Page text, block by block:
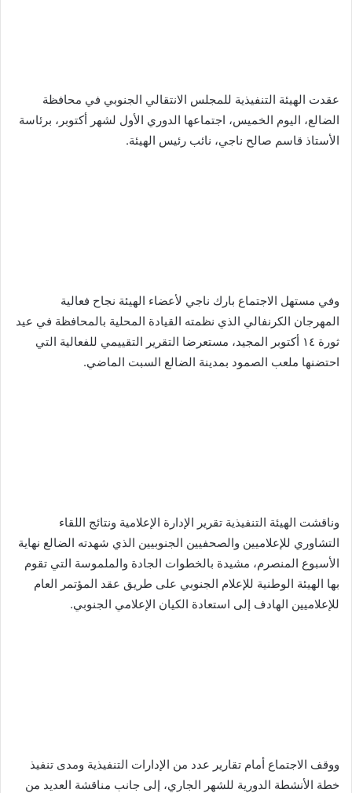
عقدت الهيئة التنفيذية للمجلس الانتقالي الجنوبي في محافظة
الضالع، اليوم الخميس، اجتماعها الدوري الأول لشهر أكتوبر، برئاسة
الأستاذ قاسم صالح ناجي، نائب رئيس الهيئة.
وفي مستهل الاجتماع بارك ناجي لأعضاء الهيئة نجاح فعالية
المهرجان الكرنفالي الذي نظمته القيادة المحلية بالمحافظة في عيد
ثورة ١٤ أكتوبر المجيد، مستعرضا التقرير التقييمي للفعالية التي
احتضنها ملعب الصمود بمدينة الضالع السبت الماضي.
وناقشت الهيئة التنفيذية تقرير الإدارة الإعلامية ونتائج اللقاء
التشاوري للإعلاميين والصحفيين الجنوبيين الذي شهدته الضالع نهاية
الأسبوع المنصرم، مشيدة بالخطوات الجادة والملموسة التي تقوم
بها الهيئة الوطنية للإعلام الجنوبي على طريق عقد المؤتمر العام
للإعلاميين الهادف إلى استعادة الكيان الإعلامي الجنوبي.
ووقف الاجتماع أمام تقارير عدد من الإدارات التنفيذية ومدى تنفيذ
خطة الأنشطة الدورية للشهر الجاري، إلى جانب مناقشة العديد من